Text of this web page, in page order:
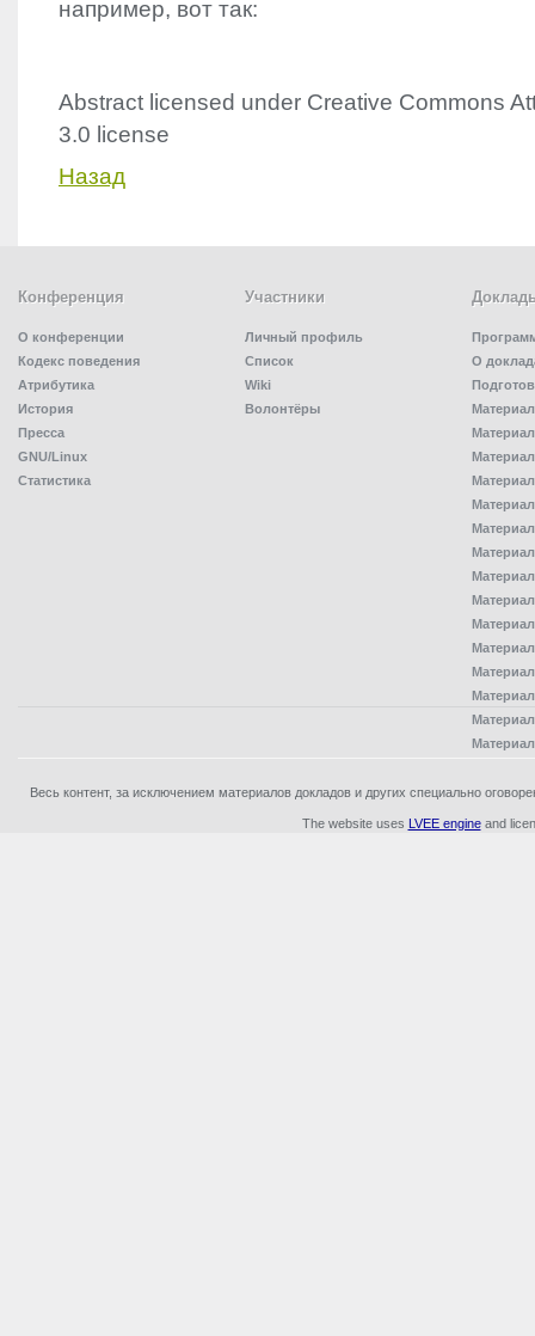
например, вот так:
Abstract licensed under Creative Commons
3.0 license
Назад
Конференция
О конференции
Кодекс поведения
Атрибутика
История
Пресса
GNU/Linux
Статистика
Участники
Личный профиль
Список
Wiki
Волонтёры
О
Весь контент, за исключением материалов докладов и других специально
The website uses LVEE engineand